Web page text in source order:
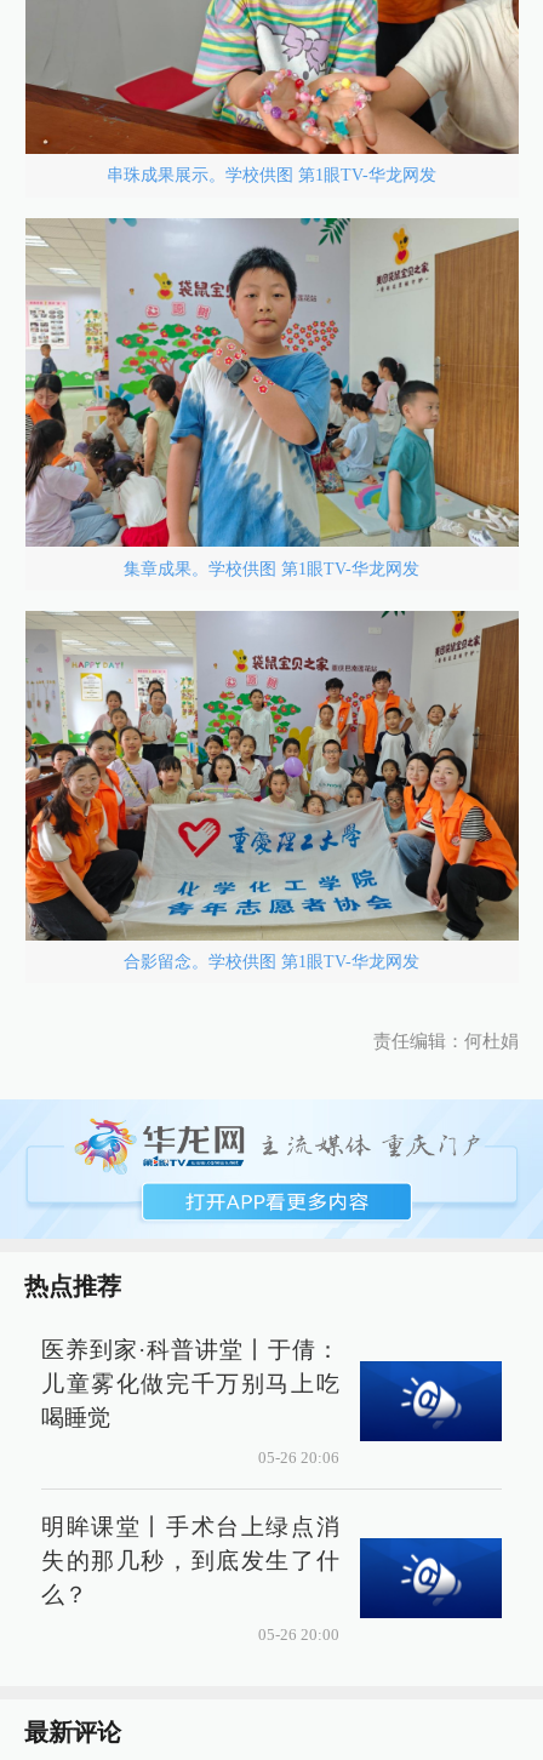
串珠成果展示。学校供图 第1眼TV-华龙网发
集章成果。学校供图 第1眼TV-华龙网发
合影留念。学校供图 第1眼TV-华龙网发
责任编辑：何杜娟
热点推荐
医养到家·科普讲堂丨于倩：
儿童雾化做完千万别马上吃
喝睡觉
05-26 20:06
明眸课堂丨手术台上绿点消
失的那几秒，到底发生了什
么？
05-26 20:00
最新评论